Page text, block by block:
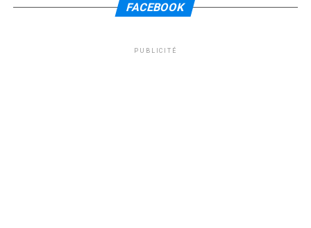
FACEBOOK
PUBLICITÉ